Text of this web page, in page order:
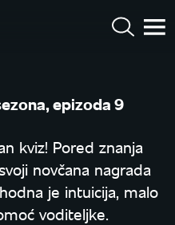
epizoda 9
kviz! Pored znanja
novčana nagrada
je intuicija, malo
voditeljke.